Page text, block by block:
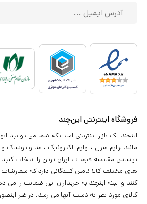
فروشگاه اینترنتی این‌چند
اینچند یک بازار اینترنتی است که شما می توانید
مانند لوازم منزل ، لوازم الکترونیک ، مد و پوشاک
براساس مقایسه قیمت ، ارزان ترین را انتخاب
های مختلف کالا تامین کنندگانی دارد که
کنند و البته اینچند به خریداران این ضمانت را
کالای مورد نظر به دست آنها می رسد. در غیر